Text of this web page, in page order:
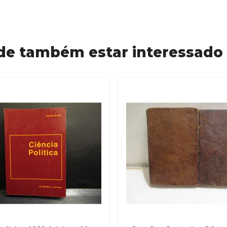
também estar interessado